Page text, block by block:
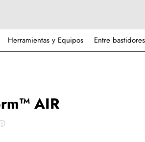
Herramientas y Equipos Entre bastidores
AIR